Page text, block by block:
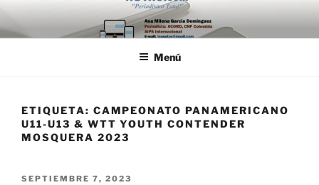
Saltar
al
contenido
Menú
ETIQUETA: CAMPEONATO PANAMERICANO
U11-U13 & WTT YOUTH CONTENDER
MOSQUERA 2023
PUBLICADO
SEPTIEMBRE 7, 2023